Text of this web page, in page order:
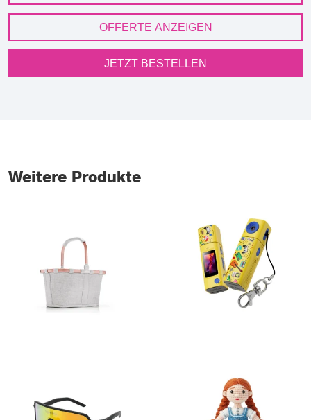
OFFERTE ANZEIGEN
JETZT BESTELLEN
Weitere Produkte